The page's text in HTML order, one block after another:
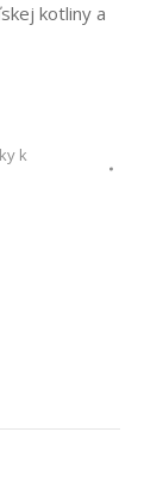
kotliny a
k